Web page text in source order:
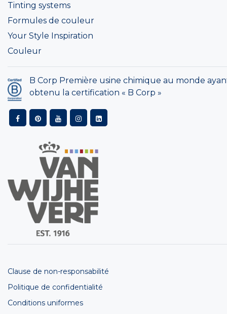
Tinting systems
Formules de couleur
Your Style Inspiration
Couleur
B Corp Première usine chimique au monde
obtenu la certification « B Corp »
Clause de non-responsabilité
Politique de confidentialité
Conditions uniformes